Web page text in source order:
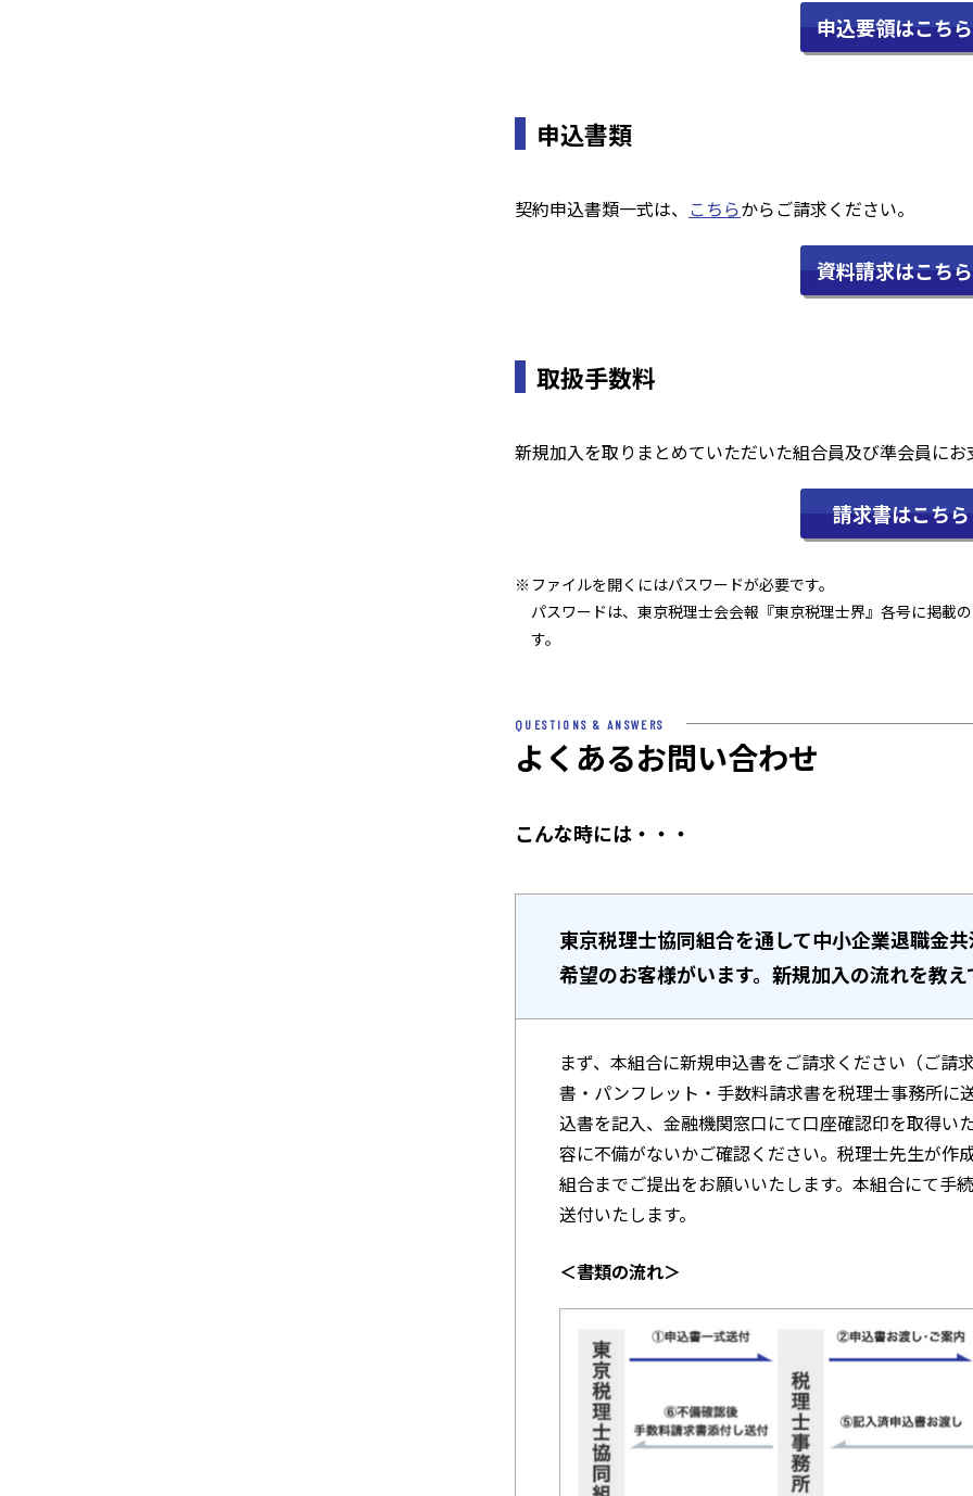
申込要領はこちら
申込書類
契約申込書類一式は、 こちらからご請求ください。
資料請求はこちら
取扱手数料
新規加入を取りまとめていただいた組合員及び準会員にお
請求書はこちら
ファイルを開くにはパスワードが必要です。
パスワードは、東京税理士会会報『東京税理士界』各号に掲載
す。
QUESTIONS & ANSWERS
よくあるお問い合わせ
こんな時には・・・
東京税理士協同組合を通して中小企業退職金
希望のお客様がいます。新規加入の流れを教え
まず、本組合に新規申込書をご請求ください（ご請
書・パンフレット・手数料請求書を税理士事務所に
込書を記入、金融機関窓口にて口座確認印を取得い
容に不備がないかご確認ください。税理士先生が作
組合までご提出をお願いいたします。本組合にて手
送付いたします。
＜書類の流れ＞